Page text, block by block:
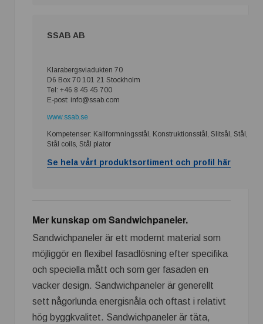
SSAB AB
Klarabergsviadukten 70
D6 Box 70 101 21 Stockholm
Tel: +46 8 45 45 700
E-post: info@ssab.com
www.ssab.se
Kompetenser: Kallformningsstål, Konstruktionsstål, Slitsål, Stål,
Stål coils, Stål plator
Se hela vårt produktsortiment och profil här
Mer kunskap om Sandwichpaneler.
Sandwichpaneler är ett modernt material som
möjliggör en flexibel fasadlösning efter specifika
och speciella mått och som ger fasaden en
vacker design. Sandwichpaneler är generellt
sett någorlunda energisnåla och oftast i relativt
hög byggkvalitet. Sandwichpaneler är täta,